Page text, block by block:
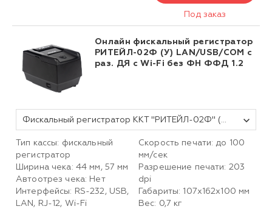
Под заказ
Онлайн фискальный регистратор
РИТЕЙЛ-02Ф (У) LAN/USB/COM с
раз. ДЯ с Wi-Fi без ФН ФФД 1.2
Фискальный регистратор ККТ "РИТЕЙЛ-02Ф" (У) LAN/USB/COM с раз. ДЯ c Wi-Fi (черный) без ФН
Тип кассы: фискальный
регистратор
Ширина чека: 44 мм, 57 мм
Автоотрез чека: Нет
Интерфейсы: RS-232, USB,
LAN, RJ-12, Wi-Fi
Скорость печати: до 100
мм/сек
Разрешение печати: 203
dpi
Габариты: 107х162х100 мм
Вес: 0,7 кг